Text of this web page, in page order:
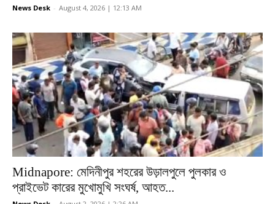
News Desk - August 4, 2026 | 12:13 AM
Midnapore: মেদিনীপুর শহরের উড়ালপুলে পুলকার ও
প্রাইভেট কারের মুখোমুখি সংঘর্ষ, আহত...